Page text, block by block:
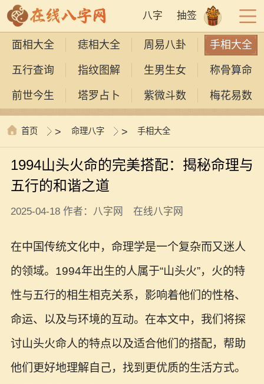
八字 抽签
面相大全 痣相大全 周易八卦 手相大全
五行查询 指纹图解 生男生女 称骨算命
前世今生 塔罗占卜 紫微斗数 梅花易数
首页 > 命理八字 > 手相大全
1994山头火命的完美搭配：揭秘命理与
五行的和谐之道
2025-04-18 作者：八字网 在线八字网
在中国传统文化中，命理学是一个复杂而又迷人
的领域。1994年出生的人属于“山头火”，火的特
性与五行的相生相克关系，影响着他们的性格、
命运、以及与环境的互动。在本文中，我们将探
讨山头火命人的特点以及适合他们的搭配，帮助
他们更好地理解自己，找到更优质的生活方式。